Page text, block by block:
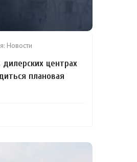
Новости
центрах
плановая